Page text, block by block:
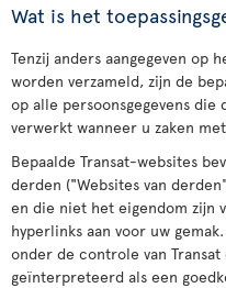
Wat is het
Tenzij anders aangegeven op
worden verzameld, zijn de
op alle persoonsgegevens die
verwerkt wanneer u zaken
Bepaalde Transat-websites
derden ("Websites van
en die niet het eigendom zijn
hyperlinks aan voor uw
onder de controle van
geïnterpreteerd als een